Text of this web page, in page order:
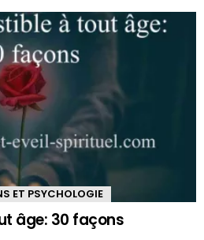
ET PSYCHOLOGIE
âge: 30 façons